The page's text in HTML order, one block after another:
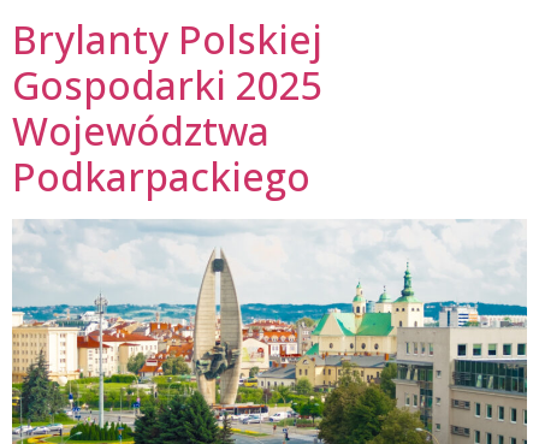
Brylanty Polskiej
Gospodarki 2025
Województwa
Podkarpackiego